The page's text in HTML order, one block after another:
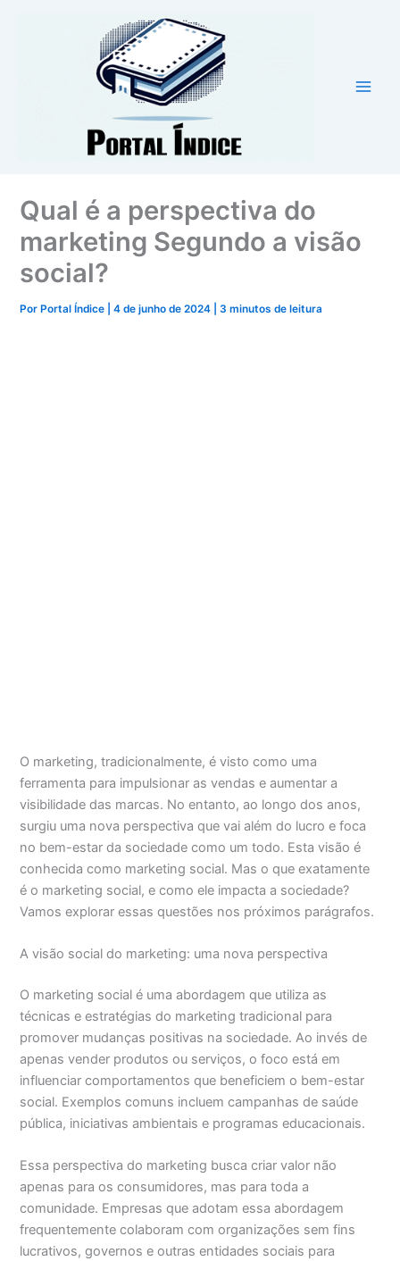
Qual é a perspectiva do
marketing Segundo a visão
social?
PorPortal Índice |4 de junho de 2024 |3 minutos de leitura
O marketing, tradicionalmente, é visto como uma
ferramenta para impulsionar as vendas e aumentar a
visibilidade das marcas. No entanto, ao longo dos anos,
surgiu uma nova perspectiva que vai além do lucro e foca
no bem-estar da sociedade como um todo. Esta visão é
conhecida como marketing social. Mas o que exatamente
é o marketing social, e como ele impacta a sociedade?
Vamos explorar essas questões nos próximos parágrafos.
A visão social do marketing: uma nova perspectiva
O marketing social é uma abordagem que utiliza as
técnicas e estratégias do marketing tradicional para
promover mudanças positivas na sociedade. Ao invés de
apenas vender produtos ou serviços, o foco está em
influenciar comportamentos que beneficiem o bem-estar
social. Exemplos comuns incluem campanhas de saúde
pública, iniciativas ambientais e programas educacionais.
Essa perspectiva do marketing busca criar valor não
apenas para os consumidores, mas para toda a
comunidade. Empresas que adotam essa abordagem
frequentemente colaboram com organizações sem fins
lucrativos, governos e outras entidades sociais para